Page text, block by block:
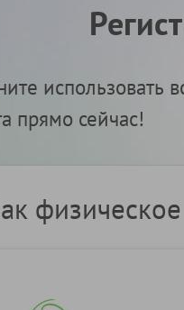
использовать
прямо сейчас!